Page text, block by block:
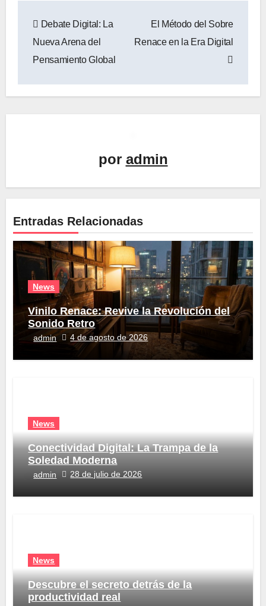
de
entradas
Debate Digital: La
Nueva Arena del
Pensamiento Global
El Método del Sobre
Renace en la Era Digital
por admin
Entradas Relacionadas
News
Vinilo Renace: Revive la Revolución del
Sonido Retro
admin 4 de agosto de 2026
News
Conectividad Digital: La Trampa de la
Soledad Moderna
admin 28 de julio de 2026
News
Descubre el secreto detrás de la
productividad real